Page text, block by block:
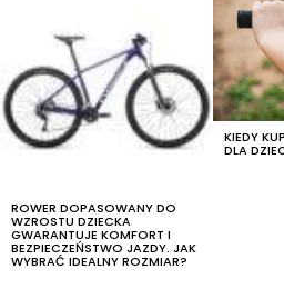
ROWER DOPASOWANY DO
WZROSTU DZIECKA
GWARANTUJE KOMFORT I
BEZPIECZEŃSTWO JAZDY. JAK
WYBRAĆ IDEALNY ROZMIAR?
KIEDY
DLA